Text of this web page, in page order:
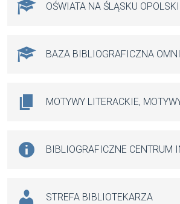
OŚWIATA NA ŚLĄSKU
BAZA BIBLIOGRAFICZNA
MOTYWY LITERACKIE,
BIBLIOGRAFICZNE CENTRUM
STREFA BIBLIOTEKARZA